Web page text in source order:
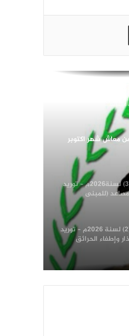
التنشيطي الأول للعام 2026 بالهيئة
النصف الثاني من
معاش شهر سبتمبر 2021م للمتقاعدين
الضرائب والجمارك
معاش شهر اكتوبر
مناقصة عامة رقم (3) لسنة2026م – توريد
(للمبنى
الاستثماري
التعاوني والزراعي)
السابقة
مناقصة عامة رقم (2) لسنة 2026م – توريد
وإطفاء الحرائق
للبيانات ومركز
العامة للحاسب الالي